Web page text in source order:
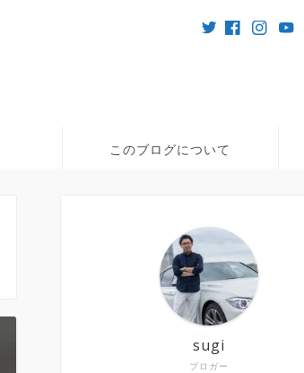
このブログについて
ブロガー
sugi